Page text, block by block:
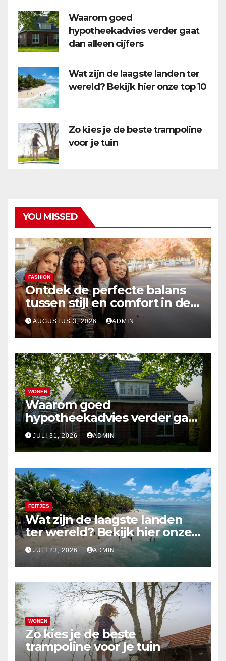
Waarom goed
hypotheekadvies verder gaat
dan alleen cijfers
Wat zijn de laagste landen ter
wereld? Bekijk hier onze top 10
Zo kies je de beste trampoline
voor je tuin
YOU MISSED
FASHION
Ontdek de perfecte balans
tussen stijl en comfort in de
nieuwste damesmode
AUGUSTUS 3, 2026 ADMIN
WONEN
Waarom goed
hypotheekadvies verder gaat
dan alleen cijfers
JULI 31, 2026 ADMIN
FEITJES
Wat zijn de laagste landen
ter wereld? Bekijk hier onze
top 10
JULI 23, 2026 ADMIN
WONEN
Zo kies je de beste
trampoline voor je tuin